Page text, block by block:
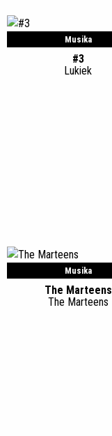
Musika
#3
Lukiek
Musika
The Marteens
The Marteens